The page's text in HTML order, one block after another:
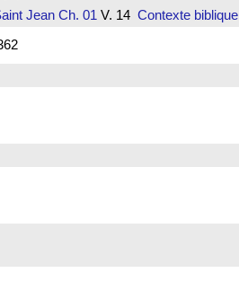
JeanCh. 01 V. 14 Contexte biblique